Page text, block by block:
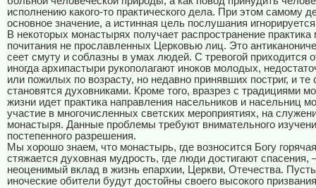
исполнению какого-то практического дела. При этом самому
основное значение, а истинная цель послушания
В некоторых монастырях получает распространение практика
почитания не прославленных Церковью лиц. Это
сеет смуту и соблазны в умах людей. С тревогой приходится
иногда архипастыри рукополагают иноков молодых,
или пожилых по возрасту, но недавно принявших постриг, и те
становятся духовниками. Кроме того, вразрез с традициями
жизни идет практика направления насельников и насельниц
участие в многочисленных светских мероприятиях, на
монастыря. Данные проблемы требуют внимательного
постепенного разрешения.
Мы хорошо знаем, что монастырь, где возносится Богу
стяжается духовная мудрость, где люди достигают спасения,
неоценимый вклад в жизнь епархии, Церкви, Отечества.
иноческие обители будут достойны своего высокого